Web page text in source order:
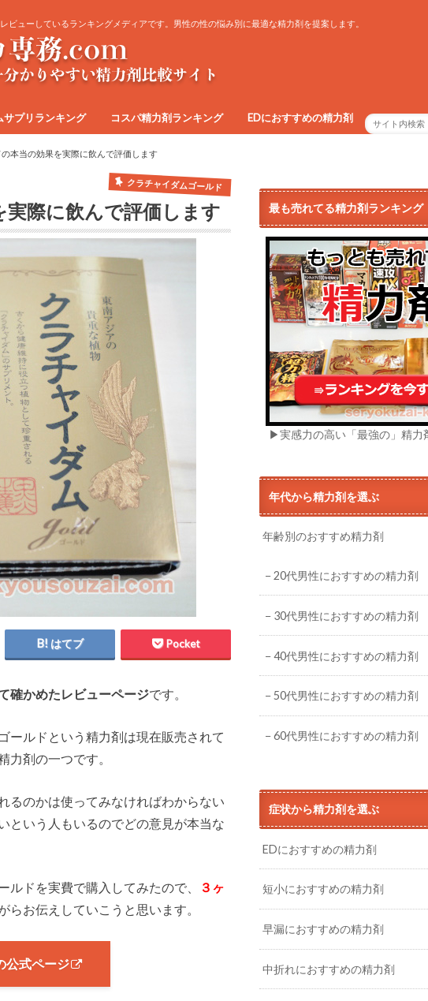
ビューしているランキングメディアです。男性の性の悩み別に最適な精力剤を提案します。
サプリランキング コスパ精力剤ランキング EDにおすすめの精力剤
本当の効果を実際に飲んで評価します
クラチャイダムゴールド
際に飲んで評価します
はてブ Pocket
確かめたレビューページです。
ールドという精力剤は現在販売されて
剤の一つです。
るのかは使ってみなければわからない
という人もいるのでどの意見が本当な
ドを実費で購入してみたので、
３ヶ
らお伝えしていこうと思います。
公式ページ
最も売れてる精力剤ランキング
▶実感力の高い「最強の」精力
年代から精力剤を選ぶ
年齢別のおすすめ精力剤
20代男性におすすめの精力剤
30代男性におすすめの精力剤
40代男性におすすめの精力剤
50代男性におすすめの精力剤
60代男性におすすめの精力剤
症状から精力剤を選ぶ
EDにおすすめの精力剤
短小におすすめの精力剤
早漏におすすめの精力剤
中折れにおすすめの精力剤